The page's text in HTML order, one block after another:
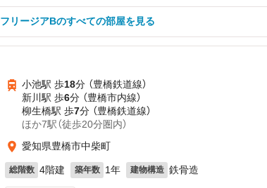
フリージアBのすべての部屋を見る
小池駅 歩18分 （豊橋鉄道線）
新川駅 歩6分 （豊橋市内線）
柳生橋駅 歩7分 （豊橋鉄道線）
ほか7駅（徒歩20分圏内）
愛知県豊橋市中柴町
総階数 4階建 築年数 1年 建物構造 鉄骨造